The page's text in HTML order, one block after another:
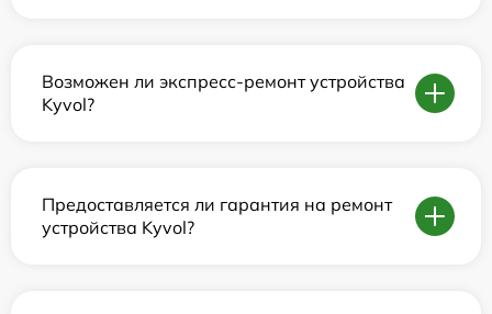
Возможен ли экспресс-ремонт устройства
Kyvol?
Предоставляется ли гарантия на ремонт
устройства Kyvol?